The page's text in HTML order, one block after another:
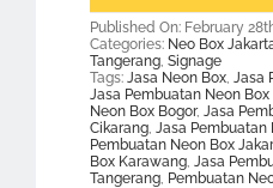
Published On: February
Categories: Neo Box
Tangerang, Signage
Tags: Jasa Neon Box, Jasa
Jasa Pembuatan Neon Box
Neon Box Bogor, Jasa
Cikarang, Jasa Pembuatan
Pembuatan Neon Box
Box Karawang, Jasa
Tangerang, Pembuatan